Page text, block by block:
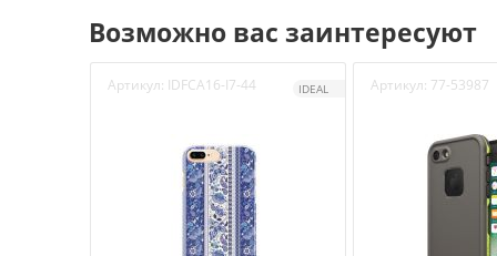
Возможно вас заинтересуют
Артикул: IDFCA16-I7-44 IDEAL Артикул: 77-53987